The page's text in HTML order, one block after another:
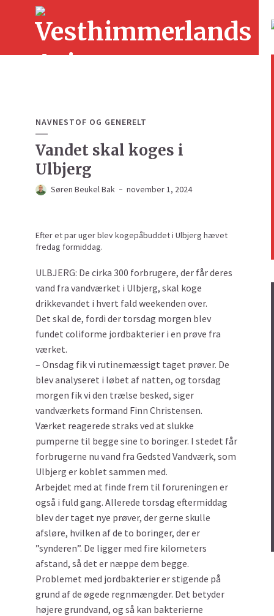
NAVNESTOF OG GENERELT
Vandet skal koges i
Ulbjerg
Søren Beukel Bak november 1, 2024
Efter et par uger blev kogepåbuddet i Ulbjerg hævet
fredag formiddag.
ULBJERG: De cirka 300 forbrugere, der får deres
vand fra vandværket i Ulbjerg, skal koge
drikkevandet i hvert fald weekenden over.
Det skal de, fordi der torsdag morgen blev
fundet coliforme jordbakterier i en prøve fra
værket.
– Onsdag fik vi rutinemæssigt taget prøver. De
blev analyseret i løbet af natten, og torsdag
morgen fik vi den trælse besked, siger
vandværkets formand Finn Christensen.
Værket reagerede straks ved at slukke
pumperne til begge sine to boringer. I stedet får
forbrugerne nu vand fra Gedsted Vandværk, som
Ulbjerg er koblet sammen med.
Arbejdet med at finde frem til forureningen er
også i fuld gang. Allerede torsdag eftermiddag
blev der taget nye prøver, der gerne skulle
afsløre, hvilken af de to boringer, der er
”synderen”. De ligger med fire kilometers
afstand, så det er næppe dem begge.
Problemet med jordbakterier er stigende på
grund af de øgede regnmængder. Det betyder
højere grundvand, og så kan bakterierne